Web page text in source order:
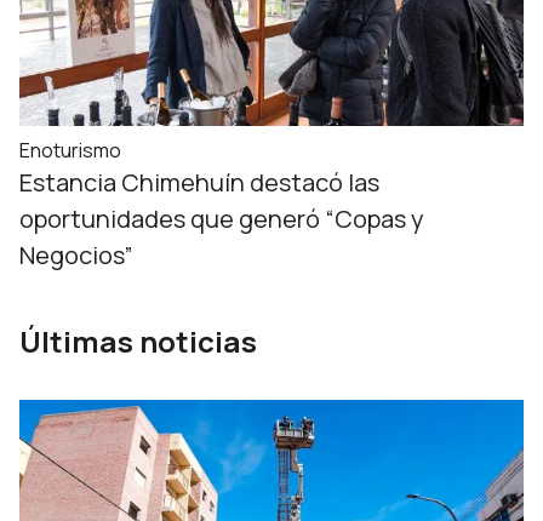
Enoturismo
Estancia Chimehuín destacó las
oportunidades que generó “Copas y
Negocios”
Últimas noticias